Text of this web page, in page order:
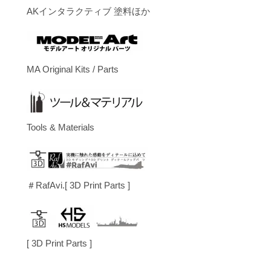
AKインタラクティブ 塗料ほか
MA Original Kits / Parts
Tools & Materials
＃RafAvi.[ 3D Print Parts ]
[ 3D Print Parts ]